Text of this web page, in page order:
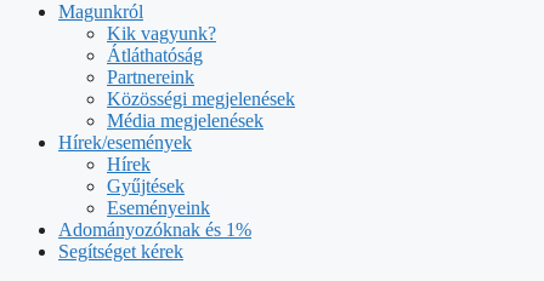
Magunkról
Kik vagyunk?
Átláthatóság
Partnereink
Közösségi megjelenések
Média megjelenések
Hírek/események
Hírek
Gyűjtések
Eseményeink
Adományozóknak és 1%
Segítséget kérek